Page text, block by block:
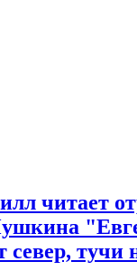
читает
тучи